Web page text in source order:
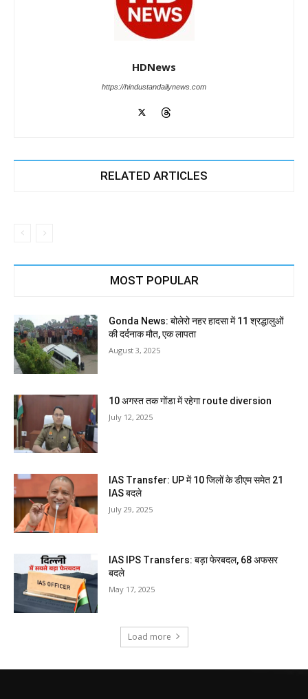
HDNews
https://hindustandailynews.com
RELATED ARTICLES
MOST POPULAR
Gonda News: बोलेरो नहर हादसा में 11 श्रद्धालुओं
की दर्दनाक मौत, एक लापता
August 3, 2025
10 अगस्त तक गोंडा में रहेगा route diversion
July 12, 2025
IAS Transfer: UP में 10 जिलों के डीएम समेत 21
IAS बदले
July 29, 2025
IAS IPS Transfers: बड़ा फेरबदल, 68 अफसर
बदले
May 17, 2025
Load more